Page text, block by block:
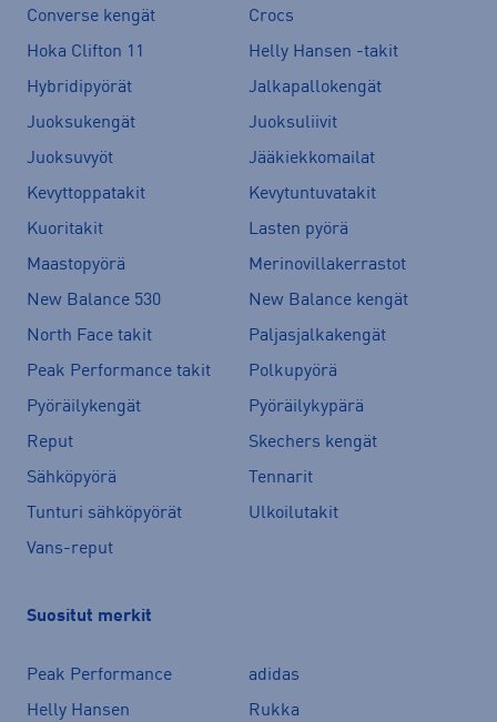
Converse kengät
Crocs
Hoka Clifton 11
Helly Hansen -takit
Hybridipyörät
Jalkapallokengät
Juoksukengät
Juoksuliivit
Juoksuvyöt
Jääkiekkomailat
Kevyttoppatakit
Kevytuntuvatakit
Kuoritakit
Lasten pyörä
Maastopyörä
Merinovillakerrastot
New Balance 530
New Balance kengät
North Face takit
Paljasjalkakengät
Peak Performance takit
Polkupyörä
Pyöräilykengät
Pyöräilykypärä
Reput
Skechers kengät
Sähköpyörä
Tennarit
Tunturi sähköpyörät
Ulkoilutakit
Vans-reput
Suositut merkit
Peak Performance
adidas
Helly Hansen
Rukka